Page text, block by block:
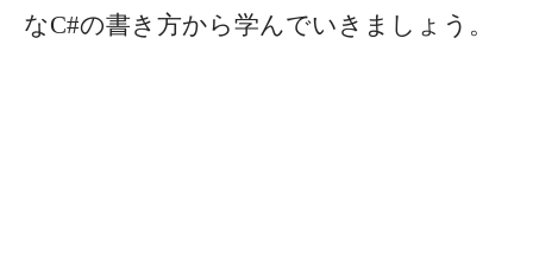
なC#の書き方から学んでいきましょう。